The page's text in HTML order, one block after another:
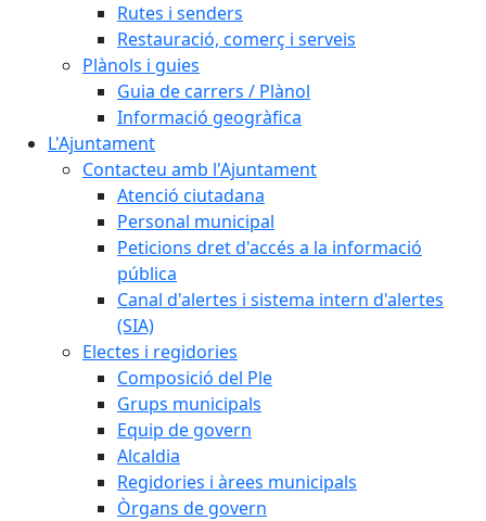
Rutes i senders
Restauració, comerç i serveis
Plànols i guies
Guia de carrers / Plànol
Informació geogràfica
L'Ajuntament
Contacteu amb l'Ajuntament
Atenció ciutadana
Personal municipal
Peticions dret d'accés a la informació
pública
Canal d'alertes i sistema intern d'alertes
(SIA)
Electes i regidories
Composició del Ple
Grups municipals
Equip de govern
Alcaldia
Regidories i àrees municipals
Òrgans de govern